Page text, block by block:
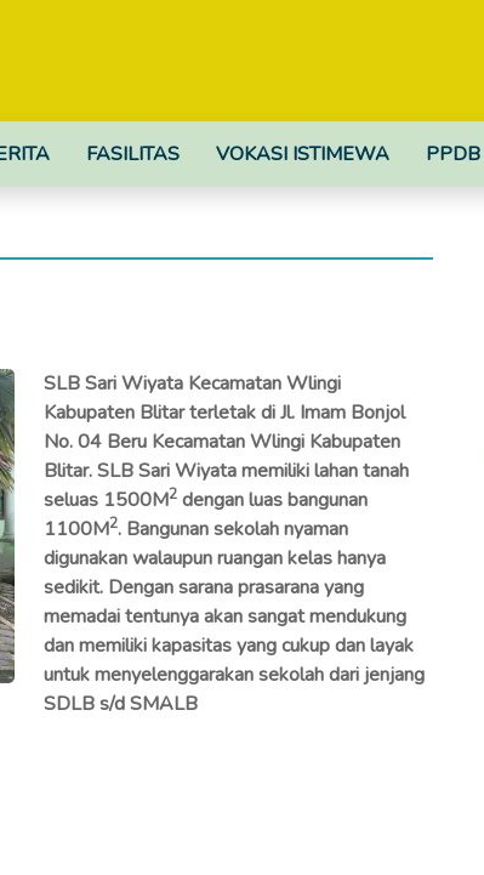
FASILITAS VOKASI ISTIMEWA PPDB
SLB Sari Wiyata Kecamatan Wlingi
Kabupaten Blitar terletak di Jl. Imam Bonjol
No. 04 Beru Kecamatan Wlingi Kabupaten
Blitar. SLB Sari Wiyata memiliki lahan tanah
seluas 1500M2 dengan luas bangunan
1100M2. Bangunan sekolah nyaman
digunakan walaupun ruangan kelas hanya
sedikit. Dengan sarana prasarana yang
memadai tentunya akan sangat mendukung
dan memiliki kapasitas yang cukup dan layak
untuk menyelenggarakan sekolah dari jenjang
SDLB s/d SMALB